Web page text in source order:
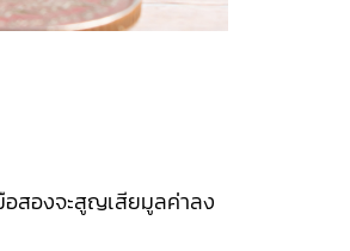
อสองจะสูญเสียมูลค่าลง